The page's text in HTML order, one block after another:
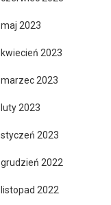
maj 2023
kwiecień 2023
marzec 2023
luty 2023
styczeń 2023
grudzień 2022
listopad 2022